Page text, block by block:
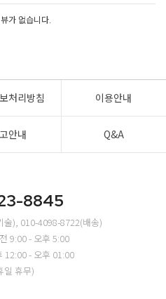
가 없습니다.
처리방침 이용안내
안내 Q&A
8845
술), 010-4098-8722(배송)
9:00 - 오후 5:00
12:00 - 오후 01:00
일 휴무)